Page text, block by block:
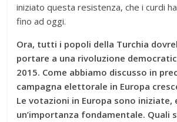
iniziato questa resistenza, che i curdi
fino ad oggi.
Ora, tutti i popoli della Turchia
portare a una rivoluzione
2015. Come abbiamo discusso in
campagna elettorale in Europa
Le votazioni in Europa sono iniziate,
un’importanza fondamentale. Quali